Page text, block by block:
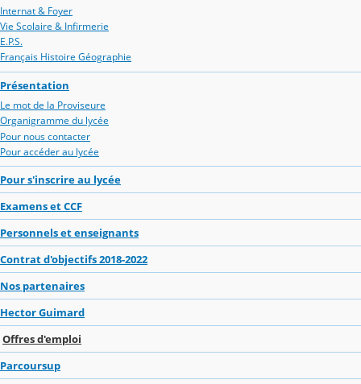
Internat & Foyer
Vie Scolaire & Infirmerie
E.P.S.
Français Histoire Géographie
Présentation
Le mot de la Proviseure
Organigramme du lycée
Pour nous contacter
Pour accéder au lycée
Pour s'inscrire au lycée
Examens et CCF
Personnels et enseignants
Contrat d'objectifs 2018-2022
Nos partenaires
Hector Guimard
Offres d'emploi
Parcoursup